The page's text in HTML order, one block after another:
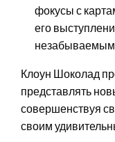
фокусы с
его
Клоун Шоколад
представлять
совершенствуя
своим